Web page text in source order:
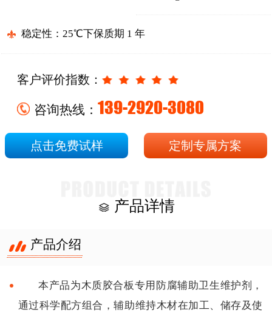
稳定性：25℃下保质期 1 年
客户评价指数：
咨询热线： 139-2920-3080
点击免费试样 定制专属方案
产品详情
产品介绍
本产品为木质胶合板专用防腐辅助卫生维护剂，
通过科学配方组合，辅助维持木材在加工、储存及使